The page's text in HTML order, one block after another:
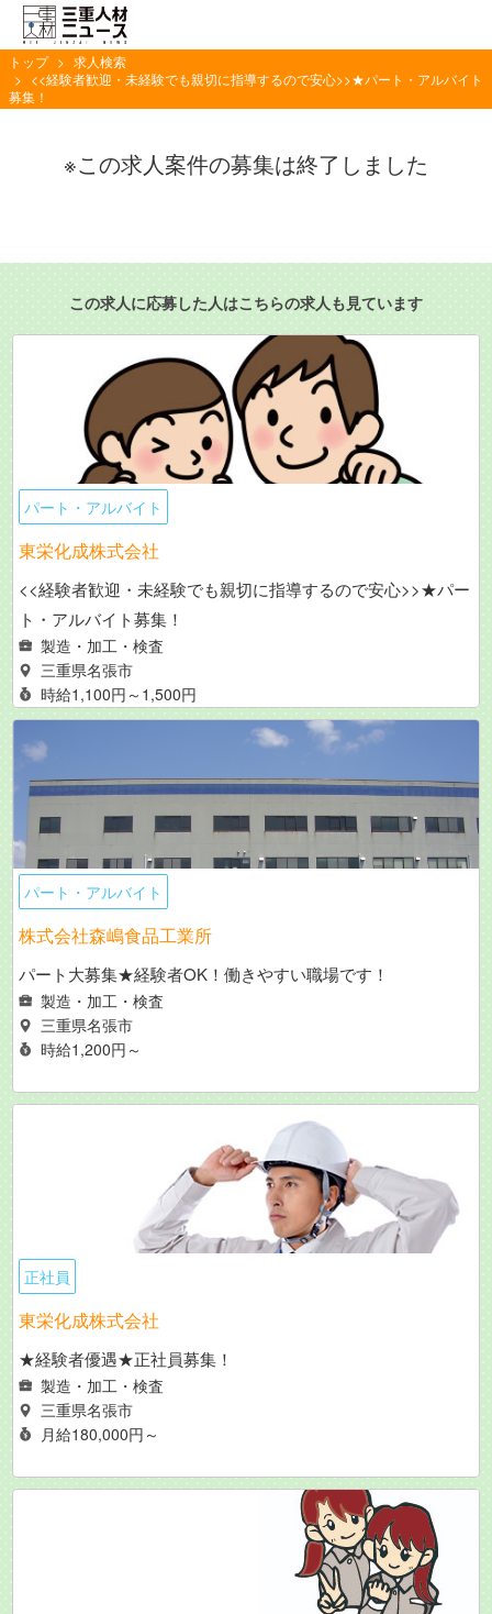
トップ
求人検索
<<経験者歓迎・未経験でも親切に指導するので安心>>★パート・アルバイト
募集！
※この求人案件の募集は終了しました
この求人に応募した人はこちらの求人も見ています
パート・アルバイト
東栄化成株式会社
<<経験者歓迎・未経験でも親切に指導するので安心>>★パー
ト・アルバイト募集！
製造・加工・検査
三重県名張市
時給1,100円～1,500円
パート・アルバイト
株式会社森嶋食品工業所
パート大募集★経験者OK！働きやすい職場です！
製造・加工・検査
三重県名張市
時給1,200円～
正社員
東栄化成株式会社
★経験者優遇★正社員募集！
製造・加工・検査
三重県名張市
月給180,000円～